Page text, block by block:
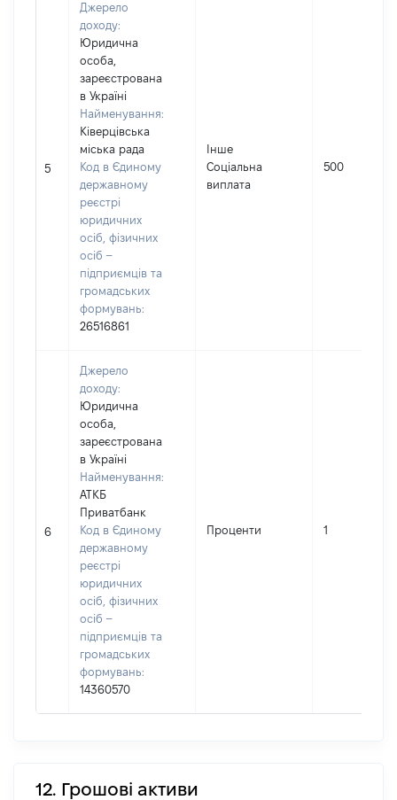
5
Джерело
доходу:
Юридична
особа,
зареєстрована
в Україні
Найменування:
Ківерцівська
міська рада
Код в Єдиному
державному
реєстрі
юридичних
осіб, фізичних
осіб –
підприємців та
громадських
формувань:
26516861
Інше
Соціальна
виплата
500
6
Джерело
доходу:
Юридична
особа,
зареєстрована
в Україні
Найменування:
АТКБ
Приватбанк
Код в Єдиному
державному
реєстрі
юридичних
осіб, фізичних
осіб –
підприємців та
громадських
формувань:
14360570
Проценти 1
12. Грошові активи